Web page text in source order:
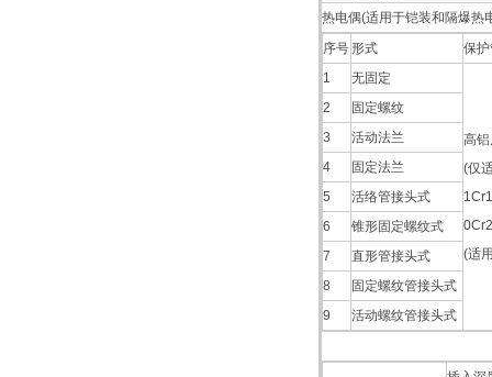
热电偶(适用于铠装和隔爆热
序号 形式
保
1
无固定
高
(仅
(适
2
固定螺纹
3
活动法兰
4
固定法兰
5
活络管接头式
6
锥形固定螺纹式
7
直形管接头式
8
固定螺纹管接头式
9
活动螺纹管接头式